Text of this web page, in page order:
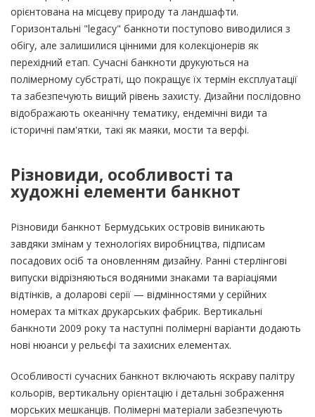
орієнтована на місцеву природу та ландшафти.
Горизонтальні "legacy" банкноти поступово виводилися з
обігу, але залишилися цінними для колекціонерів як
перехідний етап. Сучасні банкноти друкуються на
полімерному субстраті, що покращує їх термін експлуатації
та забезпечують вищий рівень захисту. Дизайни послідовно
відображають океанічну тематику, ендемічні види та
історичні пам'ятки, такі як маяки, мости та верфі.
Різновиди, особливості та
художні елементи банкнот
Різновиди банкнот Бермудських островів виникають
завдяки змінам у технологіях виробництва, підписам
посадових осіб та оновленням дизайну. Ранні стерлінгові
випуски відрізняються водяними знаками та варіаціями
відтінків, а доларові серії — відмінностями у серійних
номерах та мітках друкарських фабрик. Вертикальні
банкноти 2009 року та наступні полімерні варіанти додають
нові нюанси у рельєфі та захисних елементах.
Особливості сучасних банкнот включають яскраву палітру
кольорів, вертикальну орієнтацію і детальні зображення
морських мешканців. Полімерні матеріали забезпечують